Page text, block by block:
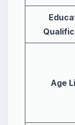
Age